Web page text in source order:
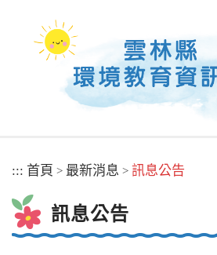
::: 首頁 > 最新消息 > 訊息公告
訊息公告